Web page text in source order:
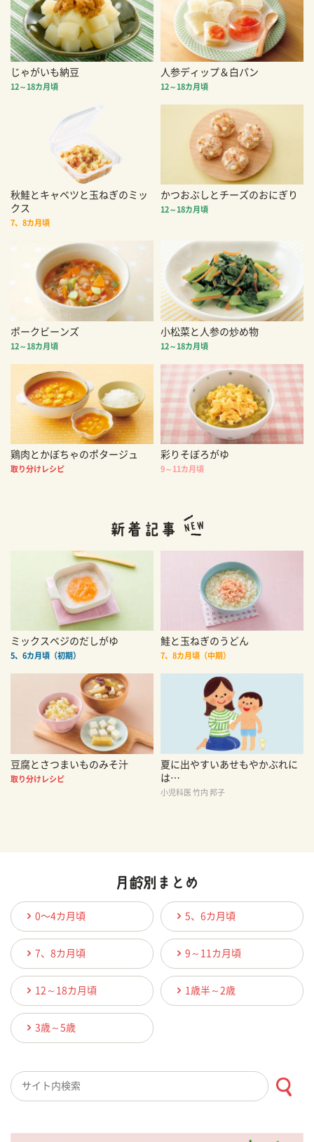
じゃがいも納豆
12～18カ月頃
人参ディップ＆白パン
12～18カ月頃
秋鮭とキャベツと玉ねぎのミッ
クス
7、8カ月頃
かつおぶしとチーズのおにぎり
12～18カ月頃
ポークビーンズ
12～18カ月頃
小松菜と人参の炒め物
12～18カ月頃
鶏肉とかぼちゃのポタージュ
取り分けレシピ
彩りそぼろがゆ
9～11カ月頃
ミックスベジのだしがゆ
5、6カ月頃（初期）
鮭と玉ねぎのうどん
7、8カ月頃（中期）
豆腐とさつまいものみそ汁
取り分けレシピ
夏に出やすいあせもやかぶれに
は…
小児科医 竹内 邦子
0〜4カ月頃 5、6カ月頃
7、8カ月頃 9～11カ月頃
12～18カ月頃 1歳半～2歳
3歳～5歳
検索キーワード入力